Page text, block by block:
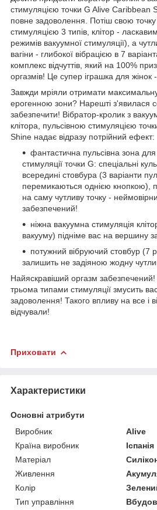
стимуляцією точки G Alive Caribbean
повне задоволення. Потіш свою
стимуляцією 3 типів, клітор -
режимів вакуумної стимуляції), а
вагіни - глибокої вібрацією в 7
комплекс відчуттів, який на 100%
оргазмів! Це супер іграшка для жінок
Завжди мріяли отримати
ерогенною зони? Нарешті з'явилася
забезпечити! Вібратор-кролик з
клітора, пульсівною стимуляцією
Shine надає відразу потрійний ефект:
фантастична пульсівна зона для
стимуляції точки G: спеціальні
всередині стовбура (3 варіанти
перемикаються однією кнопкою),
на саму чутливу точку -
забезпечений!
ніжна вакуумна стимуляція
вакууму) підніме вас на вершину
потужний вібруючий стовбур (7
залишить не задіяною жодну
Найяскравіший оргазм
трьома типами стимуляції змусить вас
задоволення! Такого впливу на все і
відчували!
Приховати
Характеристики
Основні атрибути
Виробник
Alive
Країна виробник
Іспанія
Матеріал
Живлення
Колір
Тип управління